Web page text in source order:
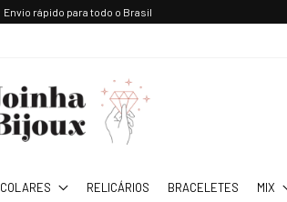
Envio rápido para todo o Brasil
COLARES RELICÁRIOS BRACELETES MIX